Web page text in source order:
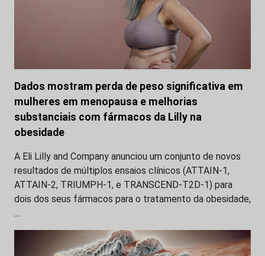
Dados mostram perda de peso significativa em
mulheres em menopausa e melhorias
substanciais com fármacos da Lilly na
obesidade
A Eli Lilly and Company anunciou um conjunto de novos
resultados de múltiplos ensaios clínicos (ATTAIN-1,
ATTAIN-2, TRIUMPH-1, e TRANSCEND-T2D-1) para
dois dos seus fármacos para o tratamento da obesidade,
…